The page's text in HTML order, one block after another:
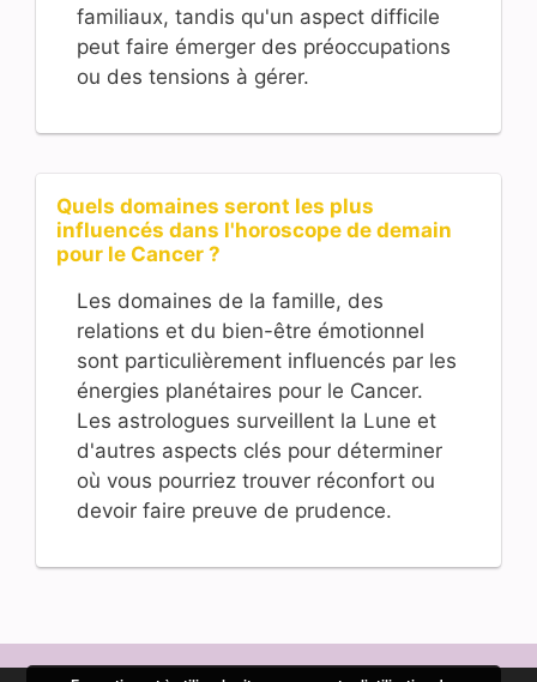
familiaux, tandis qu'un aspect difficile
peut faire émerger des préoccupations
ou des tensions à gérer.
Quels domaines seront les plus
influencés dans l'horoscope de demain
pour le Cancer ?
Les domaines de la famille, des
relations et du bien-être émotionnel
sont particulièrement influencés par les
énergies planétaires pour le Cancer.
Les astrologues surveillent la Lune et
d'autres aspects clés pour déterminer
où vous pourriez trouver réconfort ou
devoir faire preuve de prudence.